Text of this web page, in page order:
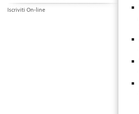
Iscriviti On-line